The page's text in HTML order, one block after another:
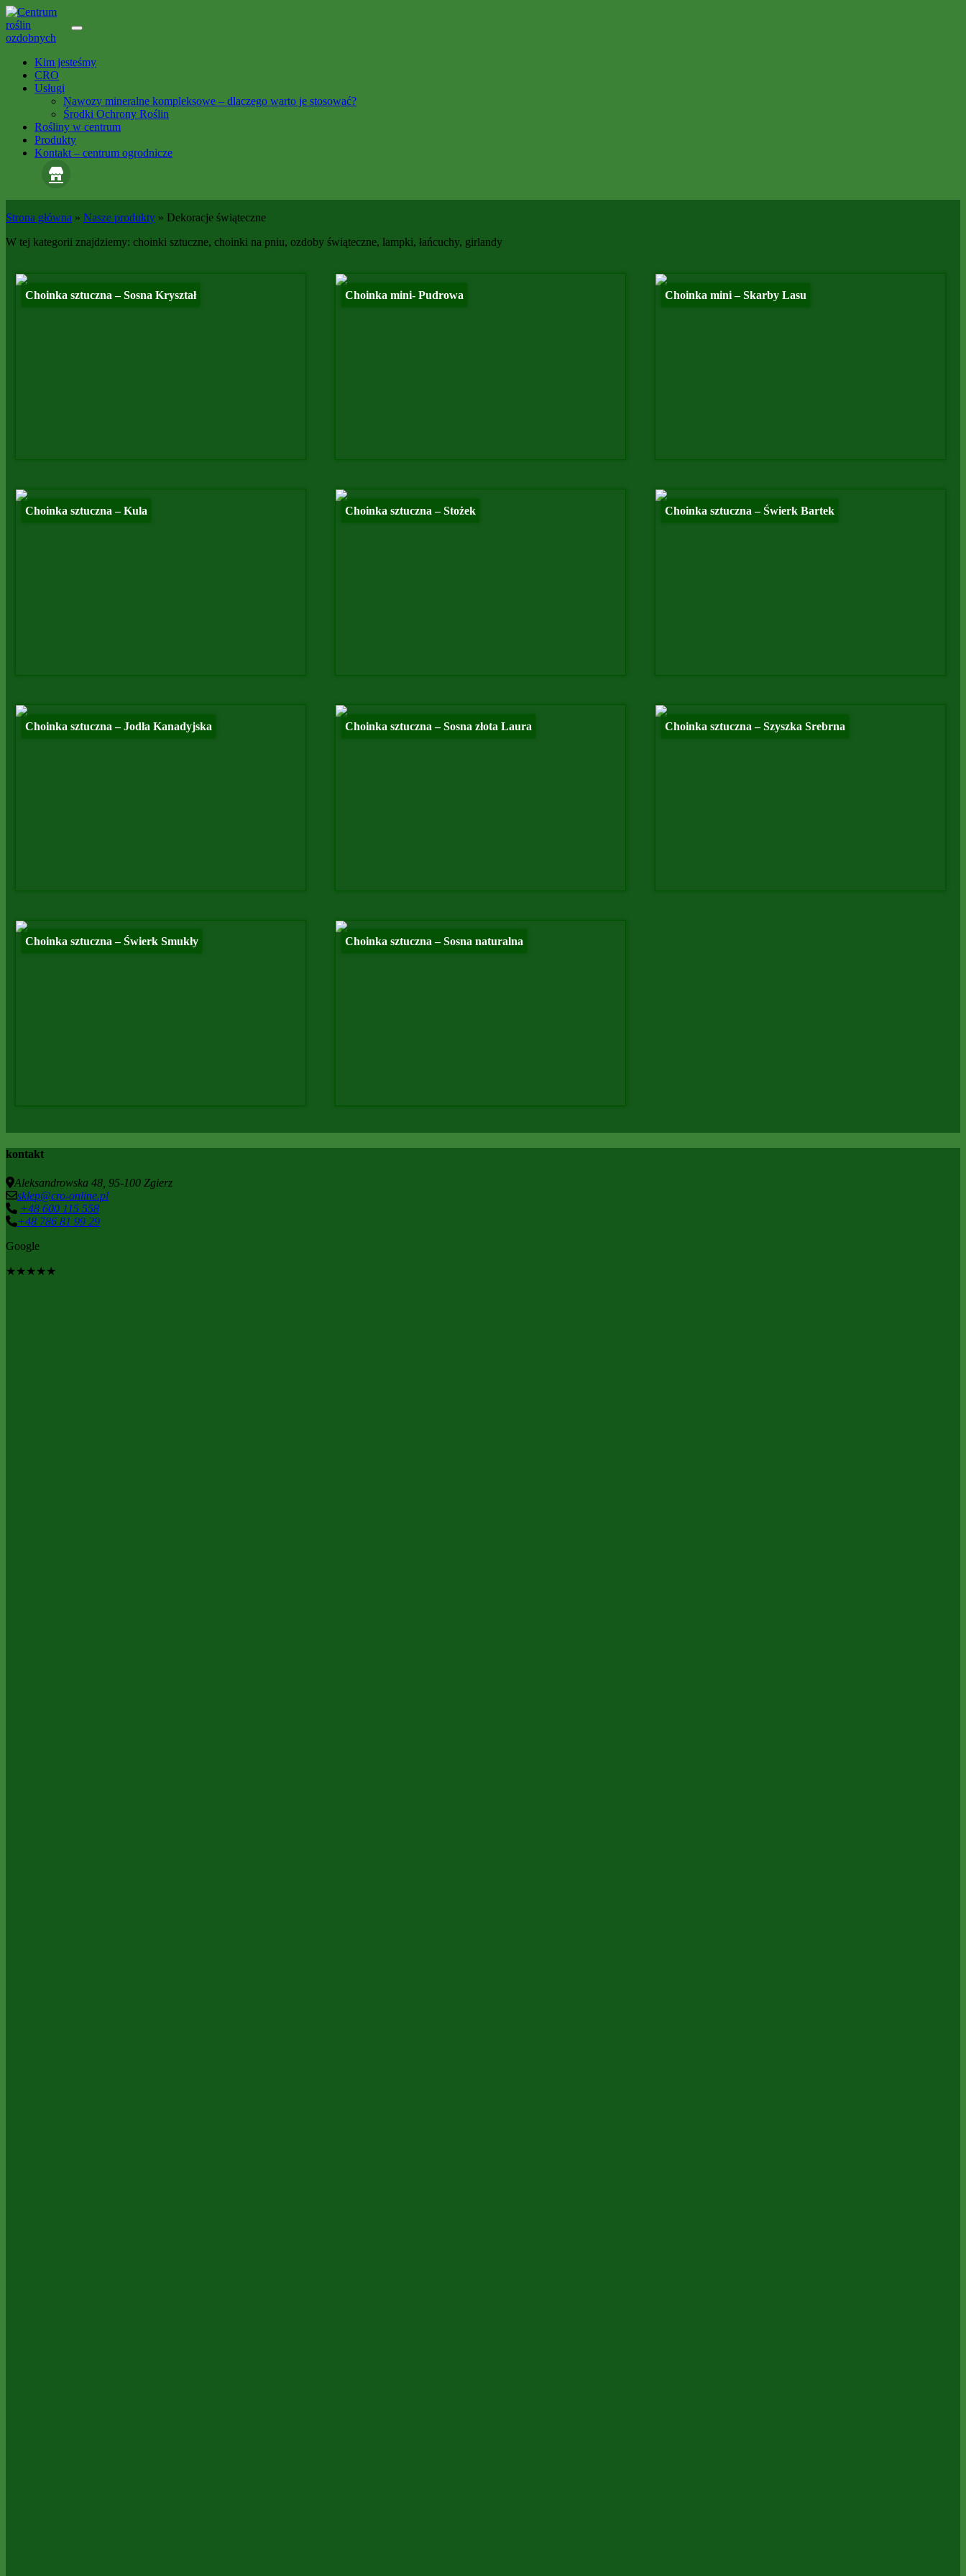
Skip
to
content
Kim jesteśmy
CRO
Usługi
Nawozy mineralne kompleksowe – dlaczego warto je stosować?
Środki Ochrony Roślin
Rośliny w centrum
Produkty
Kontakt – centrum ogrodnicze
Strona główna » Nasze produkty » Dekoracje świąteczne
W tej kategorii znajdziemy: choinki sztuczne, choinki na pniu, ozdoby świąteczne, lampki, łańcuchy, girlandy
Choinka sztuczna – Sosna Kryształ Choinka mini- Pudrowa Choinka mini – Skarby Lasu
Choinka sztuczna – Kula Choinka sztuczna – Stożek Choinka sztuczna – Świerk Bartek
Choinka sztuczna – Jodła Kanadyjska Choinka sztuczna – Sosna złota Laura Choinka sztuczna – Szyszka Srebrna
Choinka sztuczna – Świerk Smukły Choinka sztuczna – Sosna naturalna
kontakt
Aleksandrowska 48, 95-100 Zgierz
sklep@cro-online.pl
+48 600 115 558
+48 786 81 99 29
Google
★★★★★